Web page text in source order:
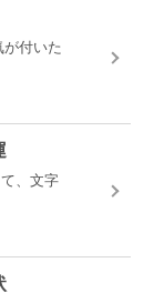
が付いた